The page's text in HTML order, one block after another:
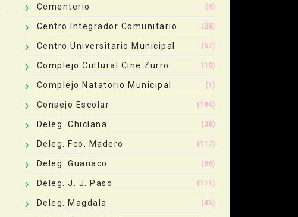
Cementerio (5)
Centro Integrador Comunitario (28)
Centro Universitario Municipal (57)
Complejo Cultural Cine Zurro (10)
Complejo Natatorio Municipal (1)
Consejo Escolar (184)
Deleg. Chiclana (38)
Deleg. Fco. Madero (117)
Deleg. Guanaco (66)
Deleg. J. J. Paso (111)
Deleg. Magdala (45)